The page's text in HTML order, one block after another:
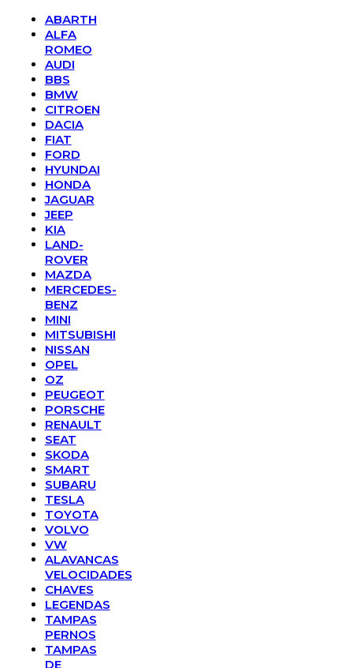
ABARTH
ALFA
ROMEO
AUDI
BBS
BMW
CITROEN
DACIA
FIAT
FORD
HYUNDAI
HONDA
JAGUAR
JEEP
KIA
LAND-
ROVER
MAZDA
MERCEDES-
BENZ
MINI
MITSUBISHI
NISSAN
OPEL
OZ
PEUGEOT
PORSCHE
RENAULT
SEAT
SKODA
SMART
SUBARU
TESLA
TOYOTA
VOLVO
VW
ALAVANCAS
VELOCIDADES
CHAVES
LEGENDAS
TAMPAS
PERNOS
TAMPAS
DE